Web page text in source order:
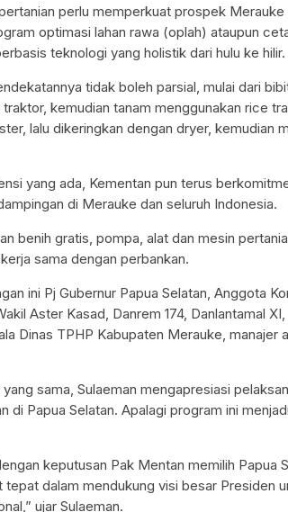
perlu memperkuat prospek Merauke
optimasi lahan rawa (oplah) ataupun
teknologi yang holistik dari hulu ke hilir.
tidak boleh parsial, mulai dari
kemudian tanam menggunakan rice
lalu dikeringkan dengan dryer, kemudian
yang ada, Kementan pun terus
di Merauke dan seluruh Indonesia.
benih gratis, pompa, alat dan mesin
sama dengan perbankan.
ini Pj Gubernur Papua Selatan, Anggota
Aster Kasad, Danrem 174, Danlantamal
Dinas TPHP Kabupaten Merauke, manajer
sama, Sulaeman mengapresiasi
di Papua Selatan. Apalagi program ini
keputusan Pak Mentan memilih Papua
tepat dalam mendukung visi besar Presiden
ujar Sulaeman.